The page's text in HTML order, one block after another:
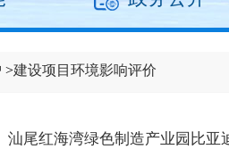
>建设项目环境影响评价
汕尾红海湾绿色制造产业园比亚